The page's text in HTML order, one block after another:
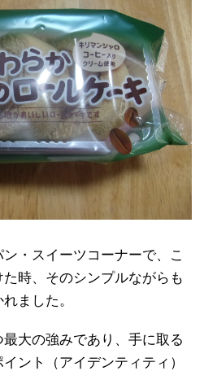
・スイーツコーナーで、こ
時、そのシンプルながらも
ました。
大の強みであり、手に取る
ント（アイデンティティ）